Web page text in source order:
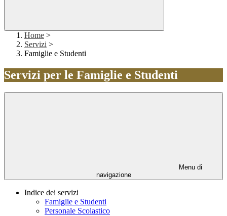
Home >
Servizi >
Famiglie e Studenti
Servizi per le Famiglie e Studenti
Menu di
navigazione
Indice dei servizi
Famiglie e Studenti
Personale Scolastico